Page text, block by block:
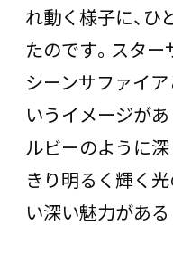
れ動く様子に、ひ
たのです。スタ
シーンサファイ
いうイメージが
ルビーのように
きり明るく輝く
い深い魅力がある